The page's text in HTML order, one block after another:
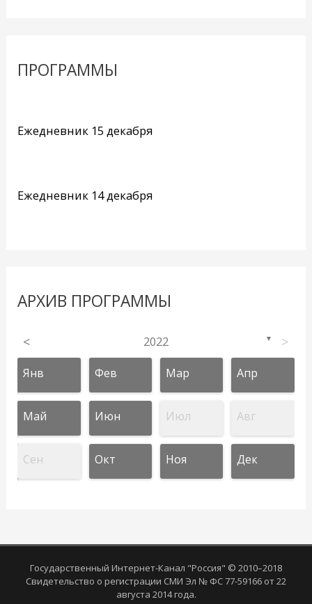
ПРОГРАММЫ
Ежедневник 15 декабря
Ежедневник 14 декабря
АРХИВ ПРОГРАММЫ
< 2022 ▼ >
Янв Фев Мар Апр
Май Июн Июл Авг
Сен Окт Ноя Дек
Государственный Интернет-Канал "Россия" © 2010–2018
Свидетельство о регистрации СМИ Эл № ФС 77-59166 от 22
августа 2014 года.